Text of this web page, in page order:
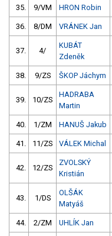
35. 9/VM HRON Robin
36. 8/DM VRÁNEK Jan
37. 4/
KUBÁT
Zdeněk
38. 9/ZS ŠKOP Jáchym
39. 10/ZS
HADRABA
Martin
40. 1/ZM HANUŠ Jakub
41. 11/ZS VÁLEK Michal
42. 12/ZS
ZVOLSKÝ
Kristián
43. 1/DS
OLŠÁK
Matyáš
44. 2/ZM UHLÍK Jan